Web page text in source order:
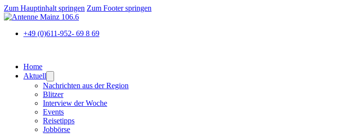
Zum Hauptinhalt springen Zum Footer springen
+49 (0)611-952- 69 8 69
Home
Aktuell
Nachrichten aus der Region
Blitzer
Interview der Woche
Events
Reisetipps
Jobbörse